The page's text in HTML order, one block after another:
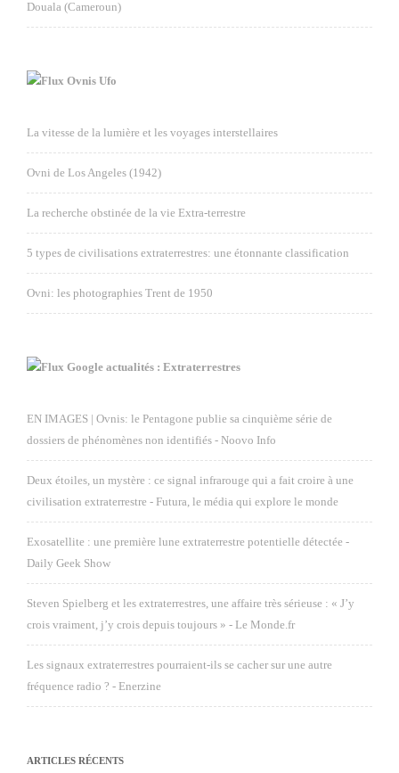
Douala (Cameroun)
Ovnis Ufo
La vitesse de la lumière et les voyages interstellaires
Ovni de Los Angeles (1942)
La recherche obstinée de la vie Extra-terrestre
5 types de civilisations extraterrestres: une étonnante classification
Ovni: les photographies Trent de 1950
Google actualités : Extraterrestres
EN IMAGES | Ovnis: le Pentagone publie sa cinquième série de
dossiers de phénomènes non identifiés - Noovo Info
Deux étoiles, un mystère : ce signal infrarouge qui a fait croire à une
civilisation extraterrestre - Futura, le média qui explore le monde
Exosatellite : une première lune extraterrestre potentielle détectée -
Daily Geek Show
Steven Spielberg et les extraterrestres, une affaire très sérieuse : « J’y
crois vraiment, j’y crois depuis toujours » - Le Monde.fr
Les signaux extraterrestres pourraient-ils se cacher sur une autre
fréquence radio ? - Enerzine
ARTICLES RÉCENTS